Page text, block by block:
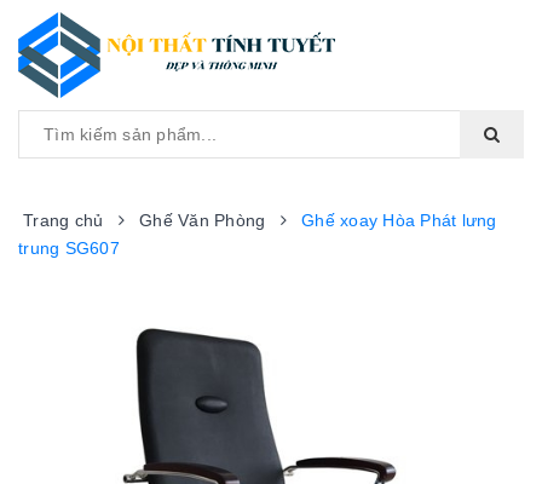
Trang chủ Ghế Văn Phòng
Ghế xoay Hòa Phát lưng
trung SG607